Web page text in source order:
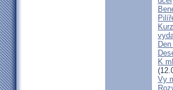
K
Vy